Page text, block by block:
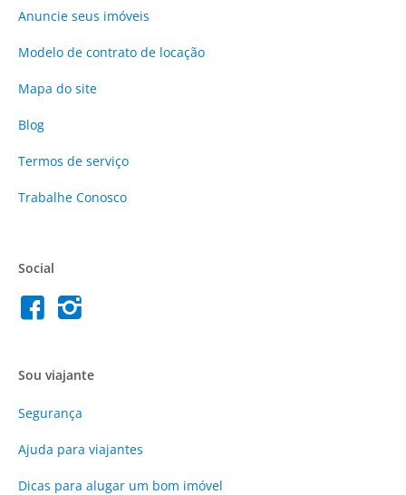
Anuncie seus imóveis
Modelo de contrato de locação
Mapa do site
Blog
Termos de serviço
Trabalhe Conosco
Social
Sou viajante
Segurança
Ajuda para viajantes
Dicas para alugar um bom imóvel